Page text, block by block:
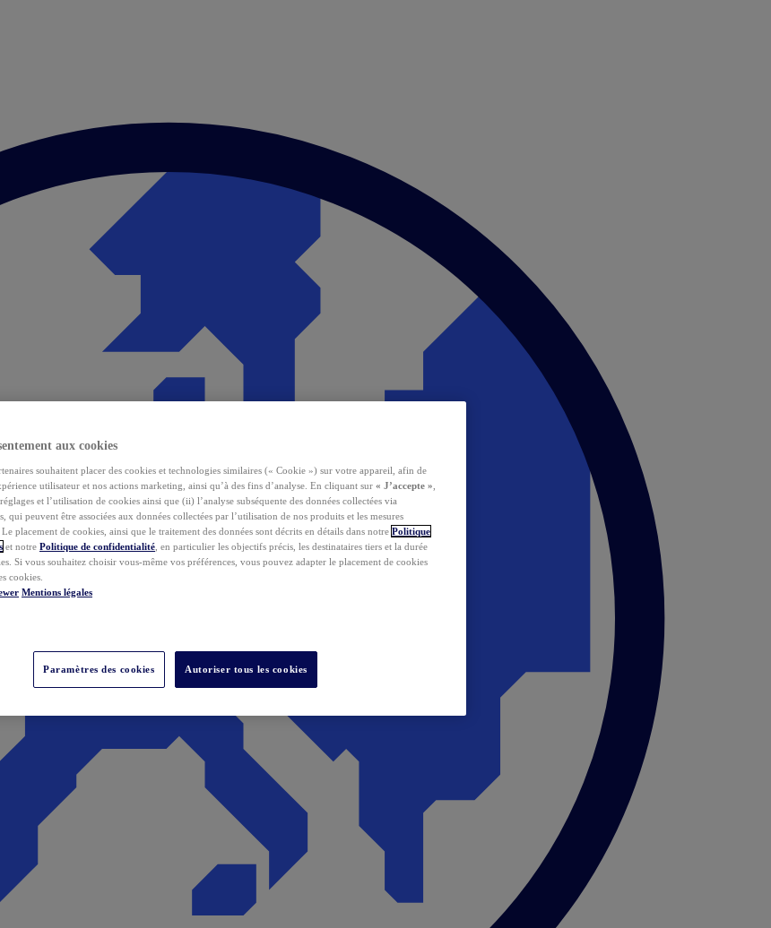
aux cookies
souhaitent placer des cookies et technologies similaires (« Cookie ») sur votre appareil, afin de
utilisateur et nos actions marketing, ainsi qu’à des fins d’analyse. En cliquant sur « J’accepte »
et l’utilisation de cookies ainsi que (ii) l’analyse subséquente des données collectées via
qui peuvent être associées aux données collectées par l’utilisation de nos produits et les mesures
Le placement de cookies, ainsi que le traitement des données sont décrits en détails dans notre Politique
et notre Politique de confidentialité , en particulier les objectifs précis, les destinataires tiers et la durée
Si vous souhaitez choisir vous-même vos préférences, vous pouvez adapter le placement de cookies
cookies.
Mentions légales
Paramètres des cookies Autoriser tous les cookies